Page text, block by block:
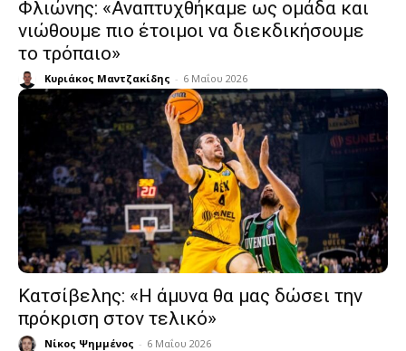
Φλιώνης: «Αναπτυχθήκαμε ως ομάδα και
νιώθουμε πιο έτοιμοι να διεκδικήσουμε
το τρόπαιο»
Κυριάκος Μαντζακίδης - 6 Μαΐου 2026
Κατσίβελης: «Η άμυνα θα μας δώσει την
πρόκριση στον τελικό»
Νίκος Ψημμένος - 6 Μαΐου 2026